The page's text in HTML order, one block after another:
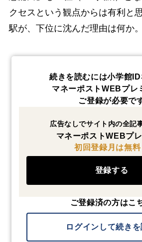
クセスという観点からは有利と
駅が、下位に沈んだ理由は何か。
続きを読むには小学館ID
マネーポストWEBプレ
ご登録が必要で
広告なしでサイト内の全記
マネーポストWEBプ
初回登録月は無料
登録する
ご登録済の方はこ
ログインして続き